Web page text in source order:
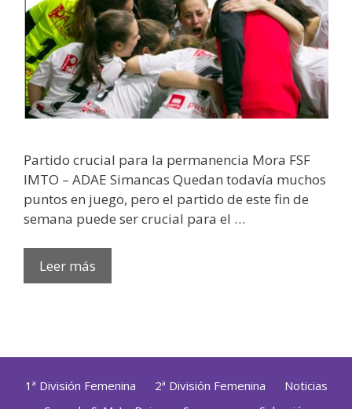
Partido crucial para la permanencia Mora FSF
IMTO – ADAE Simancas Quedan todavía muchos
puntos en juego, pero el partido de este fin de
semana puede ser crucial para el …
Leer más
1ª División Femenina 2ª División Femenina
Noticias